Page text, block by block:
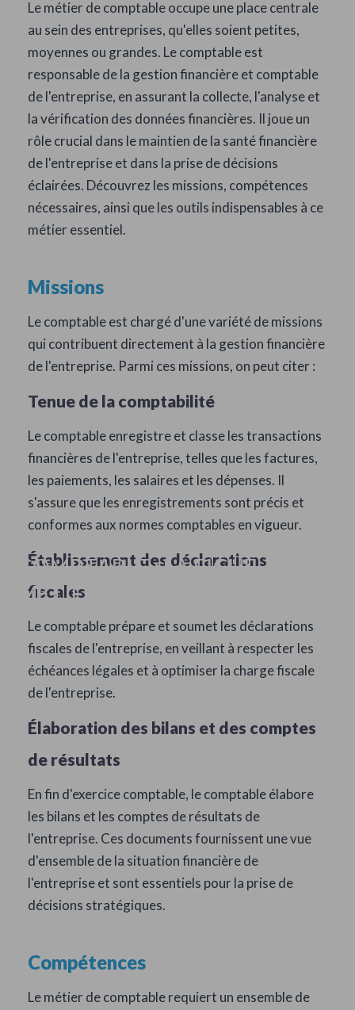
COMPTABLE : LA FICHE
MÉTIER
Le métier de comptable occupe une place centrale
au sein des entreprises, qu'elles soient petites,
moyennes ou grandes. Le comptable est
responsable de la gestion financière et comptable
de l'entreprise, en assurant la collecte, l'analyse et
la vérification des données financières. Il joue un
rôle crucial dans le maintien de la santé financière
de l'entreprise et dans la prise de décisions
éclairées. Découvrez les missions, compétences
nécessaires, ainsi que les outils indispensables à ce
métier essentiel.
Missions
Le comptable est chargé d'une variété de missions
qui contribuent directement à la gestion financière
de l'entreprise. Parmi ces missions, on peut citer :
Tenue de la comptabilité
Le comptable enregistre et classe les transactions
financières de l'entreprise, telles que les factures,
les paiements, les salaires et les dépenses. Il
s'assure que les enregistrements sont précis et
conformes aux normes comptables en vigueur.
Établissement des déclarations
fiscales
Le comptable prépare et soumet les déclarations
fiscales de l'entreprise, en veillant à respecter les
échéances légales et à optimiser la charge fiscale
de l'entreprise.
Élaboration des bilans et des comptes
de résultats
En fin d'exercice comptable, le comptable élabore
les bilans et les comptes de résultats de
l'entreprise. Ces documents fournissent une vue
d'ensemble de la situation financière de
l'entreprise et sont essentiels pour la prise de
décisions stratégiques.
Compétences
Le métier de comptable requiert un ensemble de